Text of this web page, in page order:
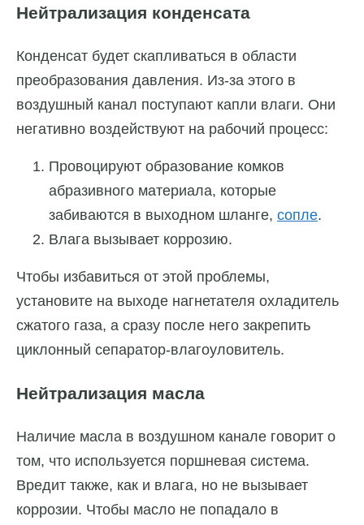
Нейтрализация конденсата
Конденсат будет скапливаться в области
преобразования давления. Из-за этого в
воздушный канал поступают капли влаги. Они
негативно воздействуют на рабочий процесс:
Провоцируют образование комков
абразивного материала, которые
забиваются в выходном шланге, сопле.
Влага вызывает коррозию.
Чтобы избавиться от этой проблемы,
установите на выходе нагнетателя охладитель
сжатого газа, а сразу после него закрепить
циклонный сепаратор-влагоуловитель.
Нейтрализация масла
Наличие масла в воздушном канале говорит о
том, что используется поршневая система.
Вредит также, как и влага, но не вызывает
коррозии. Чтобы масло не попадало в